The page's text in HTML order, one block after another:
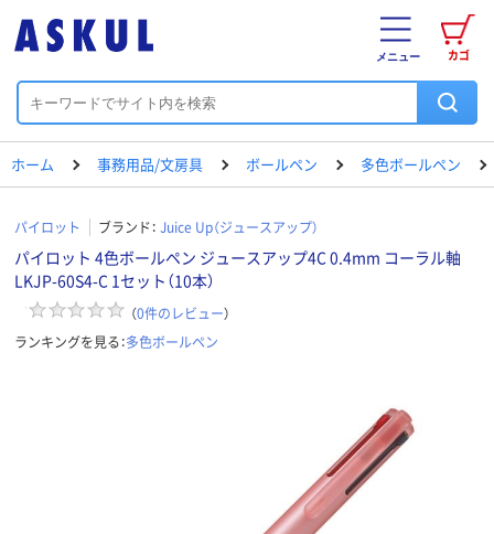
カゴ
メニュー
ホーム 事務用品/文房具 ボールペン 多色ボールペン
パイロット ブランド： Juice Up（ジュースアップ）
パイロット 4色ボールペン ジュースアップ4C 0.4mm コーラル軸
LKJP-60S4-C 1セット（10本）
（0件のレビュー）
ランキングを見る：多色ボールペン